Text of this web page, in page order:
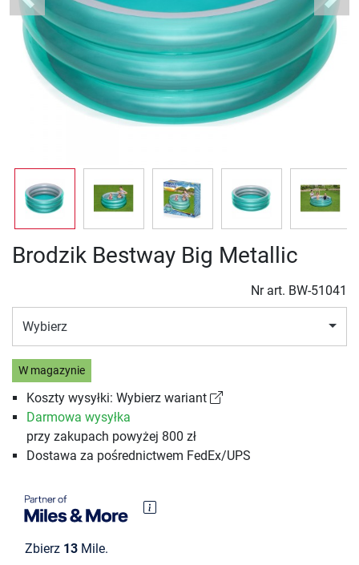
Previous Next
Brodzik Bestway Big Metallic
Nr art. BW-51041
Wybierz
W magazynie
Koszty wysyłki: Wybierz wariant
Darmowa wysyłka
przy zakupach powyżej 800 zł
Dostawa za pośrednictwem FedEx/UPS
Zbierz 13 Mile.